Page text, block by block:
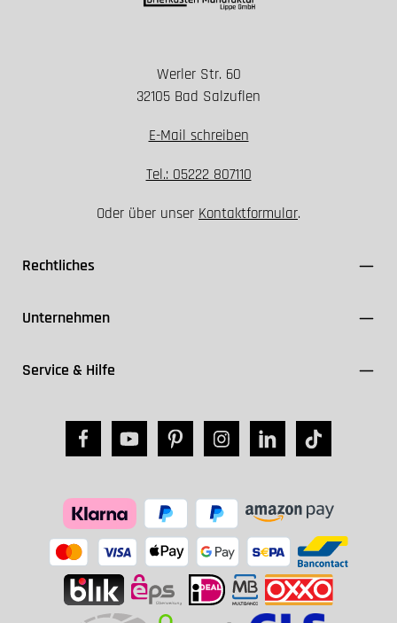
Werler Str. 60
32105 Bad Salzuflen
E-Mail schreiben
Tel.: 05222 807110
Oder über unser Kontaktformular.
Rechtliches
Unternehmen
Service & Hilfe